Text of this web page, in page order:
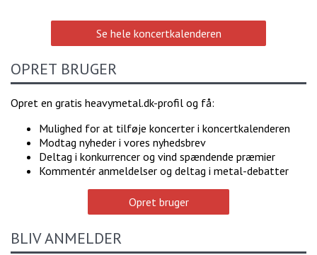
Se hele koncertkalenderen
OPRET BRUGER
Opret en gratis heavymetal.dk-profil og få:
Mulighed for at tilføje koncerter i koncertkalenderen
Modtag nyheder i vores nyhedsbrev
Deltag i konkurrencer og vind spændende præmier
Kommentér anmeldelser og deltag i metal-debatter
Opret bruger
BLIV ANMELDER